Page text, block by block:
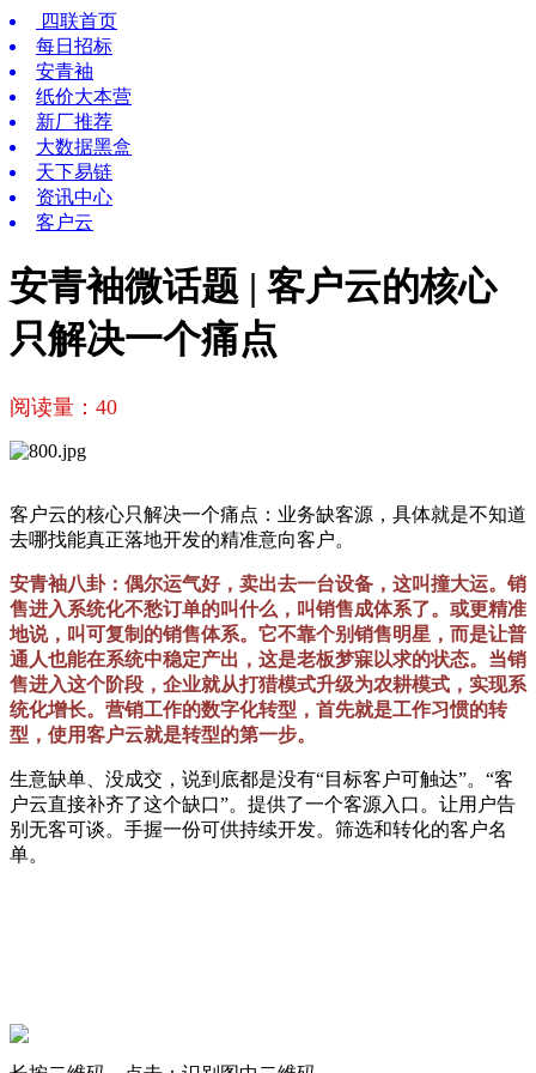
四联首页
每日招标
安青袖
纸价大本营
新厂推荐
大数据黑盒
天下易链
资讯中心
客户云
安青袖微话题 | 客户云的核心
只解决一个痛点
阅读量： 40
客户云的核心只解决一个痛点：业务缺客源，具体就是不知道
去哪找能真正落地开发的精准意向客户。
安青袖八卦：偶尔运气好，卖出去一台设备，这叫撞大运。销
售进入系统化不愁订单的叫什么，叫销售成体系了。或更精准
地说，叫可复制的销售体系。它不靠个别销售明星，而是让普
通人也能在系统中稳定产出，这是老板梦寐以求的状态。当销
售进入这个阶段，企业就从打猎模式升级为农耕模式，实现系
统化增长。营销工作的数字化转型，首先就是工作习惯的转
型，使用客户云就是转型的第一步。
生意缺单、没成交，说到底都是没有“目标客户可触达”。“客
户云直接补齐了这个缺口”。提供了一个客源入口。让用户告
别无客可谈。手握一份可供持续开发。筛选和转化的客户名
单。